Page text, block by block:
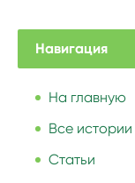
Навигация
На главную
Все истории
Статьи